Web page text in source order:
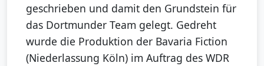
geschrieben und damit den Grundstein für
das Dortmunder Team gelegt. Gedreht
wurde die Produktion der Bavaria Fiction
(Niederlassung Köln) im Auftrag des WDR